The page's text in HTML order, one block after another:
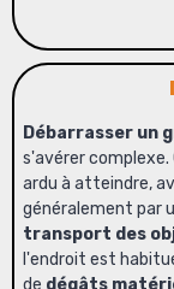
Débarrasser un
s'avérer
ardu à atteindre,
généralement par
transport des
l'endroit est